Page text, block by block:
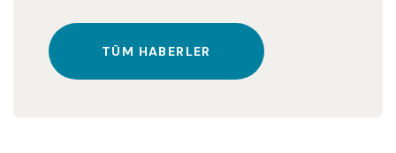
TÜM HABERLER